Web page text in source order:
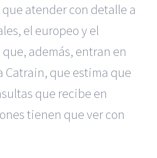
atender con detalle a
el europeo y el
además, entran en
Catrain, que estima que
que recibe en
tienen que ver con